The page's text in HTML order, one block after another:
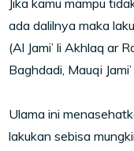
Jika kamu mampu
ada dalilnya maka
(Al Jami’ li Akhlaq ar
Baghdadi, Mauqi
Ulama ini
lakukan sebisa